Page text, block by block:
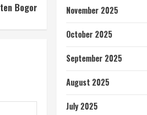
Bogor
November 2025
October 2025
September 2025
August 2025
July 2025